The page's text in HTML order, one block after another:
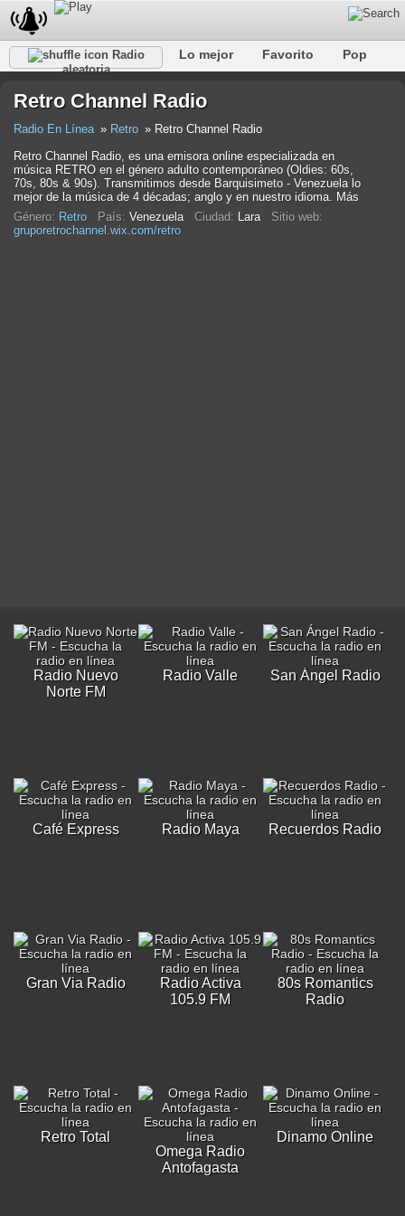
Radio
aleatoria
Lo mejor Favorito
Pop
Rap
Trans Falk Jazz
Retro Channel Radio
Radio En Línea Retro
Retro Channel Radio
Retro Channel Radio, es una emisora online especializada en
música RETRO en el género adulto contemporáneo (Oldies: 60s,
70s, 80s & 90s). Transmitimos desde Barquisimeto - Venezuela lo
mejor de la música de 4 décadas; anglo y en nuestro idioma. Más
Género: Retro País: Venezuela Ciudad: Lara Sitio web:
gruporetrochannel.wix.com/retro
Radio Nuevo
Norte FM
Radio Valle San Ángel Radio
Café Express Radio Maya Recuerdos Radio
Gran Via Radio
Radio Activa
105.9 FM
80s Romantics
Radio
Retro Total
Omega Radio
Antofagasta
Dinamo Online